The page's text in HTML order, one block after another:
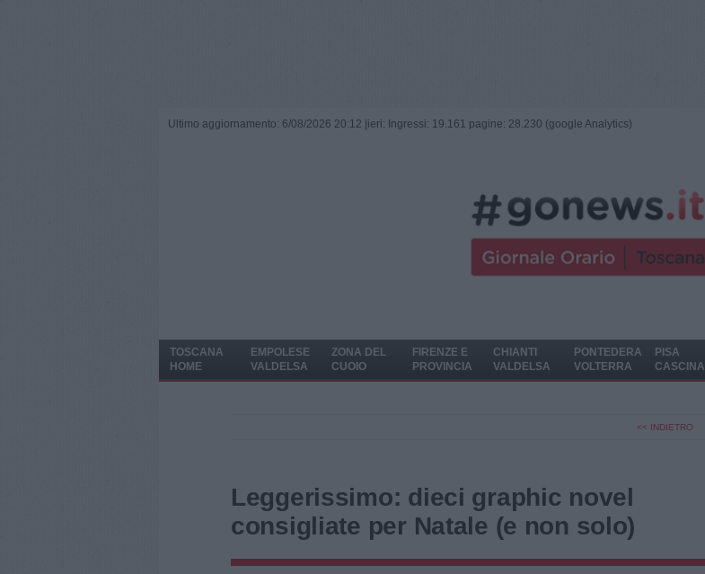
Ultimo aggiornamento: 6/08/2026 20:12 | ieri: Ingressi: 19.161 pagine: 28.230 (google Analytics)
TOSCANA
HOME
EMPOLESE
VALDELSA
ZONA DEL
CUOIO
FIRENZE E
PROVINCIA
CHIANTI
VALDELSA
PONTEDERA
VOLTERRA
PISA
CASCINA
<< INDIETRO
Leggerissimo: dieci graphic novel
consigliate per Natale (e non solo)